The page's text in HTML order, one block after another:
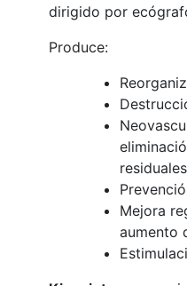
dirigido por
Produce:
Mejora
aumento